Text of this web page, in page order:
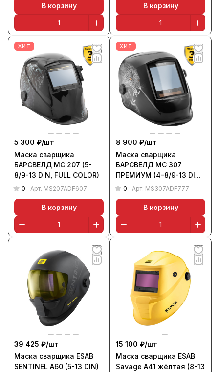
В корзину В корзину
ХИТ
5 300 ₽/шт
Маска сварщика
БАРСВЕЛД МС 207 (5-
8/9-13 DIN, FULL COLOR)
0 Арт. MS207ADF607
В корзину
ХИТ
8 900 ₽/шт
Маска сварщика
БАРСВЕЛД МС 307
ПРЕМИУМ (4-8/9-13 DIN,
FULL COLOR)
0 Арт. MS307ADF777
В корзину
39 425 ₽/шт
Маска сварщика ESAB
SENTINEL A60 (5-13 DIN)
15 100 ₽/шт
Маска сварщика ESAB
Savage A41 жёлтая (8-13